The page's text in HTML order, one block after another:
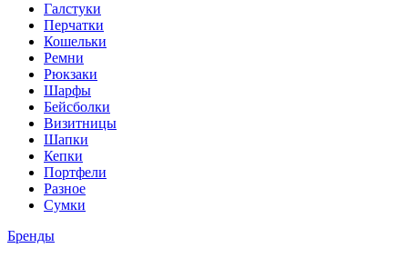
Галстуки
Перчатки
Кошельки
Ремни
Рюкзаки
Шарфы
Бейсболки
Визитницы
Шапки
Кепки
Портфели
Разное
Сумки
Бренды